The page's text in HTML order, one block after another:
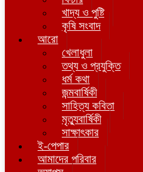
খাদ্য ও পুষ্টি
কৃষি সংবাদ
আরো
খেলাধুলা
তথ্য ও প্রযুক্তি
ধর্ম কথা
জন্মবার্ষিকী
সাহিত্য কবিতা
মৃত্যুবার্ষিকী
সাক্ষাৎকার
ই-পেপার
আমাদের পরিবার